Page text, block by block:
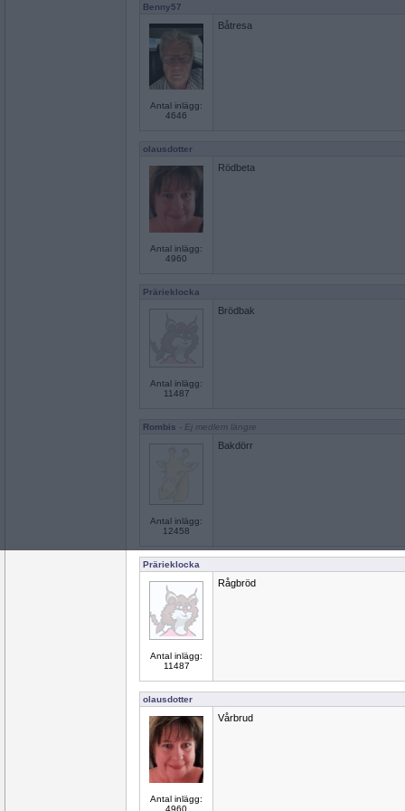
Benny57
Antal inlägg:
4646
Båtresa
olausdotter
Antal inlägg:
4960
Rödbeta
Prärieklocka
Antal inlägg:
11487
Brödbak
Rombis - Ej medlem längre
Antal inlägg:
12458
Bakdörr
Prärieklocka
Antal inlägg:
11487
Rågbröd
olausdotter
Antal inlägg:
4960
Vårbrud